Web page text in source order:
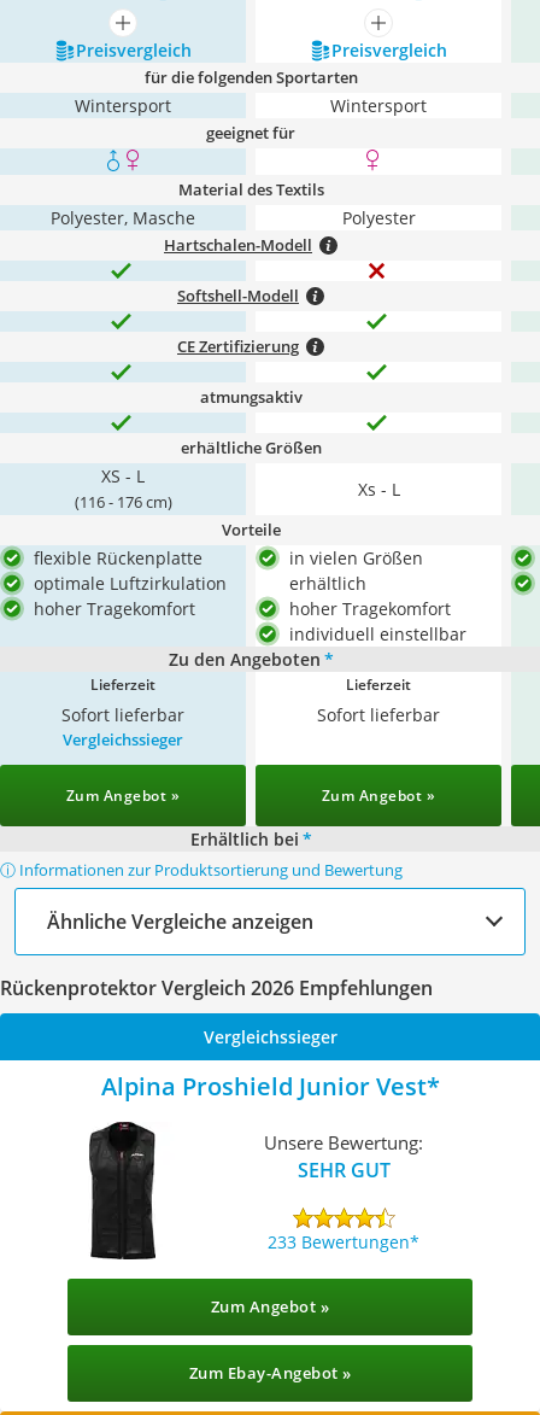
mehr anzeigen
mehr anzeigen
Preis­vergleich
Preis­vergleich
für die folgenden Sportarten
Wintersport Wintersport
geeignet für
Material des Textils
Polyester, Masche Polyester
Hartschalen-Modell
Softshell-Modell
CE Zertifizierung
atmungsaktiv
erhältliche Größen
XS - L
(116 - 176 cm)
Xs - L
Vorteile
flexible Rückenplatte
optimale Luftzirkulation
hoher Tragekomfort
in vielen Größen
erhältlich
hoher Tragekomfort
individuell einstellbar
Zu den Angeboten *
Lieferzeit
Sofort lieferbar
Lieferzeit
Sofort lieferbar
Vergleichssieger
Zum Angebot » Zum Angebot »
Erhältlich bei *
ⓘ Informationen zur Produktsortierung und Bewertung
Ähnliche Vergleiche anzeigen
Rückenprotektor Vergleich 2026 Empfehlungen
Vergleichssieger
Alpina Proshield Junior Vest
Unsere Bewertung:
SEHR GUT
233 Bewertungen
Zum Angebot »
Zum Ebay-Angebot »